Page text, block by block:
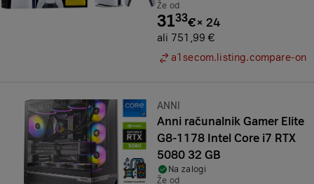
Že od
3133€× 24
ali 751,99 €
a1secom.listing.compare-on
Znamka:
ANNI
Anni računalnik Gamer Elite
G8-1178 Intel Core i7 RTX
5080 32 GB
Na zalogi
Že od